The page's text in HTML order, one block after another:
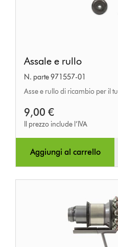
e
rullo
Assale e rullo
N. parte 971557-01
Asse e rullo di ricambio per il
9,00 €
Il prezzo include l’IVA
Aggiungi al carrello